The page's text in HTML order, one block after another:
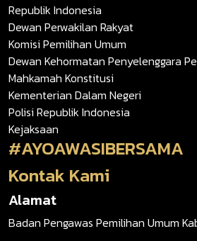
Republik Indonesia
Dewan Perwakilan Rakyat
Komisi Pemilihan Umum
Dewan Kehormatan Penyelenggara
Mahkamah Konstitusi
Kementerian Dalam Negeri
Polisi Republik Indonesia
Kejaksaan
#AYOAWASIBERSAMA
Kontak Kami
Alamat
Badan Pengawas Pemilihan Umum